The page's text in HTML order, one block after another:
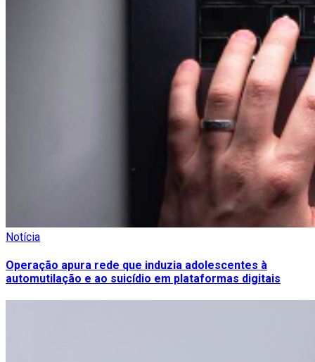
Notícia
Operação apura rede que induzia adolescentes à
automutilação e ao suicídio em plataformas digitais